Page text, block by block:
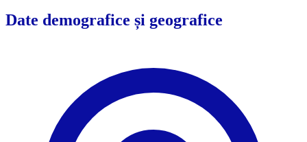
Date demografice și geografice